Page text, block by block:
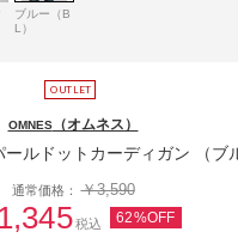
ブルー（B
L）
OMNES（オムネス）
ルドットカーディガン （ブ
通常価格：￥3,590
税込 62%OFF